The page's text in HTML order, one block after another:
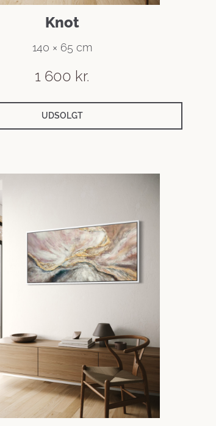
Knot
140 × 65 cm
1 600 kr.
UDSOLGT